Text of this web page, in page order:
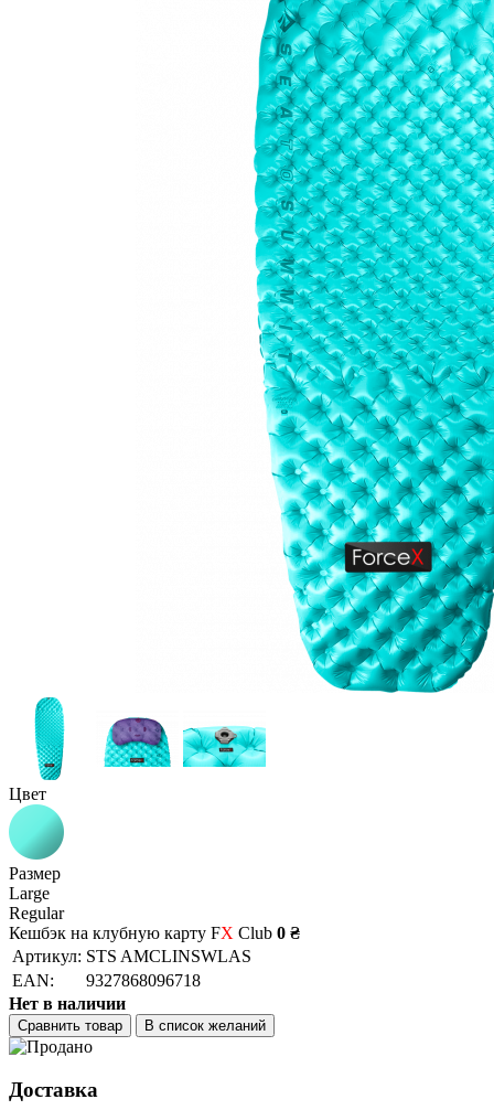
Цвет
Размер
Large
Regular
Кешбэк на клубную карту FX Club 0 ₴
Артикул: STS AMCLINSWLAS
EAN:
9327868096718
Нет в наличии
Сравнить товар В список желаний
Доставка